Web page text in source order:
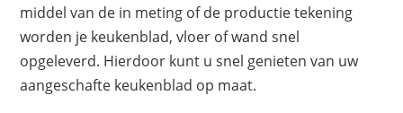
middel van de in meting of de productie tekening
worden je keukenblad, vloer of wand snel
opgeleverd. Hierdoor kunt u snel genieten van uw
aangeschafte keukenblad op maat.